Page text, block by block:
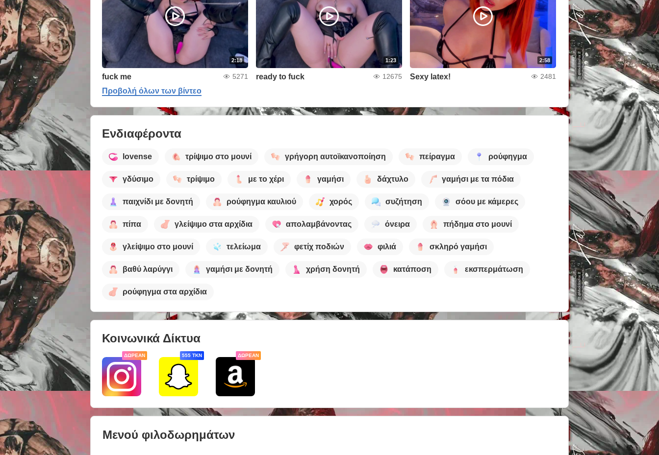
2:18
fuck me 5271
1:23
ready to fuck 12675
2:58
Sexy latex! 2481
Προβολή όλων των βίντεο
Ενδιαφέροντα
lovense τρίψιμο στο μουνί γρήγορη αυτοϊκανοποίηση πείραγμα ρούφηγμα
γδύσιμο τρίψιμο με το χέρι γαμήσι δάχτυλο γαμήσι με τα πόδια
παιχνίδι με δονητή ρούφηγμα καυλιού χορός συζήτηση σόου με κάμερες
πίπα γλείψιμο στα αρχίδια απολαμβάνοντας όνειρα πήδημα στο μουνί
γλείψιμο στο μουνί τελείωμα φετίχ ποδιών φιλιά σκληρό γαμήσι
βαθύ λαρύγγι γαμήσι με δονητή χρήση δονητή κατάποση εκσπερμάτωση
ρούφηγμα στα αρχίδια
Κοινωνικά Δίκτυα
ΔΩΡΕΆΝ 555 TKN ΔΩΡΕΆΝ
Μενού φιλοδωρημάτων